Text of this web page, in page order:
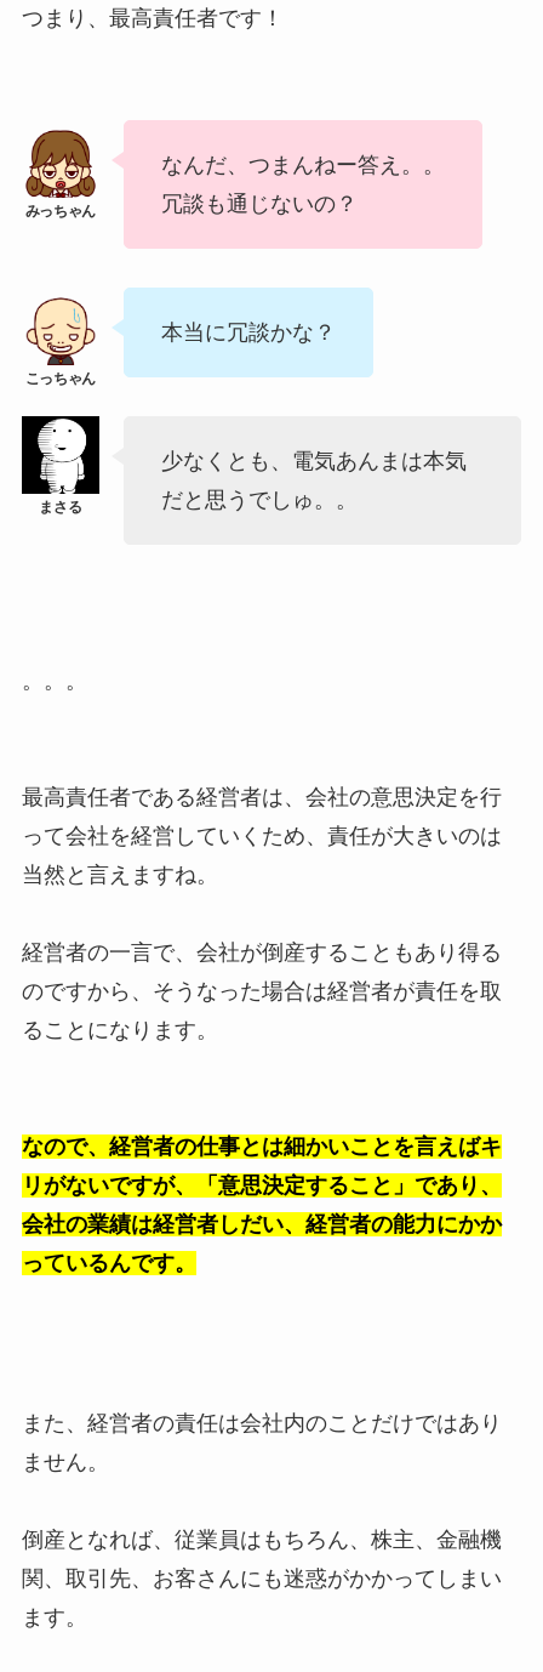
つまり、最高責任者です！
なんだ、つまんねー答え。。
冗談も通じないの？
本当に冗談かな？
少なくとも、電気あんまは本気
だと思うでしゅ。。
。。。
最高責任者である経営者は、会社の意思決定を行
って会社を経営していくため、責任が大きいのは
当然と言えますね。
経営者の一言で、会社が倒産することもあり得る
のですから、そうなった場合は経営者が責任を取
ることになります。
なので、経営者の仕事とは細かいことを言えばキ
リがないですが、「意思決定すること」であり、
会社の業績は経営者しだい、経営者の能力にかか
っているんです。
また、経営者の責任は会社内のことだけではあり
ません。
倒産となれば、従業員はもちろん、株主、金融機
関、取引先、お客さんにも迷惑がかかってしまい
ます。